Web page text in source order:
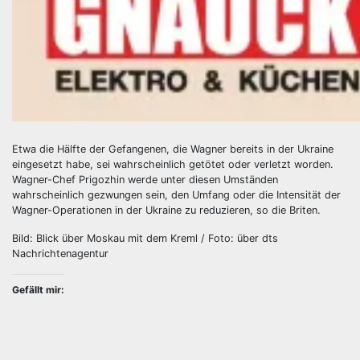
Etwa die Hälfte der Gefangenen, die Wagner bereits in der Ukraine
eingesetzt habe, sei wahrscheinlich getötet oder verletzt worden.
Wagner-Chef Prigozhin werde unter diesen Umständen
wahrscheinlich gezwungen sein, den Umfang oder die Intensität der
Wagner-Operationen in der Ukraine zu reduzieren, so die Briten.
Bild: Blick über Moskau mit dem Kreml / Foto: über dts
Nachrichtenagentur
Gefällt mir: